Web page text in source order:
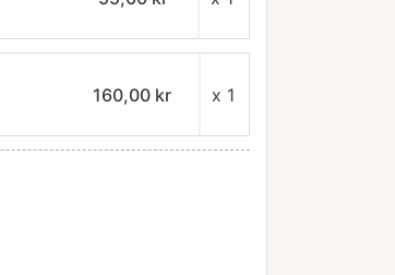
160,00 kr x 1